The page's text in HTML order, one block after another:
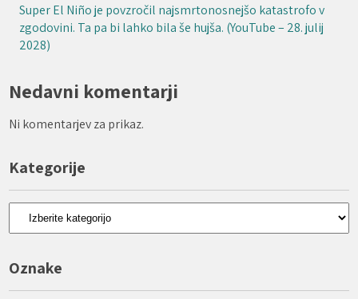
Super El Niño je povzročil najsmrtonosnejšo katastrofo v
zgodovini. Ta pa bi lahko bila še hujša. (YouTube – 28. julij
2028)
Nedavni komentarji
Ni komentarjev za prikaz.
Kategorije
Kategorije
Oznake